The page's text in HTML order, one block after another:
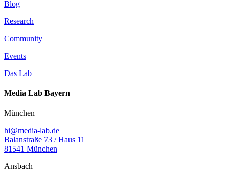
Blog
Research
Community
Events
Das Lab
Media Lab Bayern
München
hi@media-lab.de
Balanstraße 73 / Haus 11
81541 München
Ansbach